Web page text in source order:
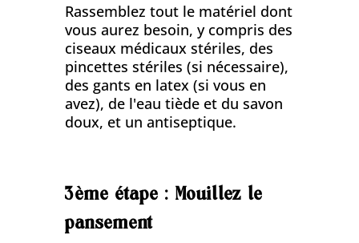
Rassemblez tout le matériel dont
vous aurez besoin, y compris des
ciseaux médicaux stériles, des
pincettes stériles (si nécessaire),
des gants en latex (si vous en
avez), de l'eau tiède et du savon
doux, et un antiseptique.
3ème étape : Mouillez le
pansement